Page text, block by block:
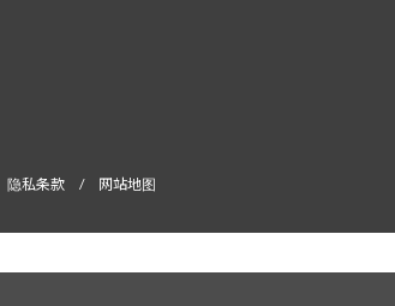
隐私条款 / 网站地图